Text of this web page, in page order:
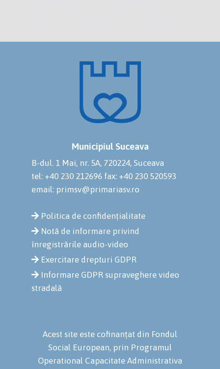
Municipiul Suceava
B-dul. 1 Mai, nr. 5A, 720224, Suceava
tel: +40 230 212696 fax: +40 230 520593
email: primsv@primariasv.ro
Politica de confidențialitate
Notă de informare privind
înregistrările audio-video
Exercitare drepturi GDPR
Informare GDPR supraveghere video
stradală
Acest site este cofinanțat din Fondul
Social European, prin Programul
Operational Capacitate Administrativa